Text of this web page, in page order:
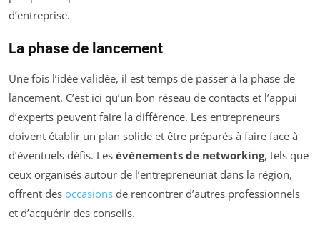
d’entreprise.
La phase de lancement
Une fois l’idée validée, il est temps de passer à la phase de
lancement. C’est ici qu’un bon réseau de contacts et l’appui
d’experts peuvent faire la différence. Les entrepreneurs
doivent établir un plan solide et être préparés à faire face à
d’éventuels défis. Les événements de networking, tels que
ceux organisés autour de l’entrepreneuriat dans la région,
offrent des occasions de rencontrer d’autres professionnels
et d’acquérir des conseils.